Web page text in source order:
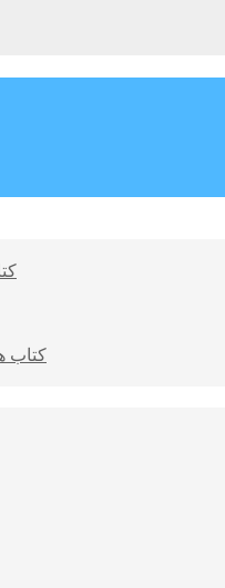
کتاب